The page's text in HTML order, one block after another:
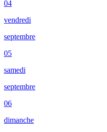
04
vendredi
septembre
05
samedi
septembre
06
dimanche